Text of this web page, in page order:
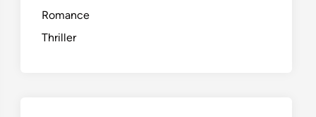
Romance
Thriller